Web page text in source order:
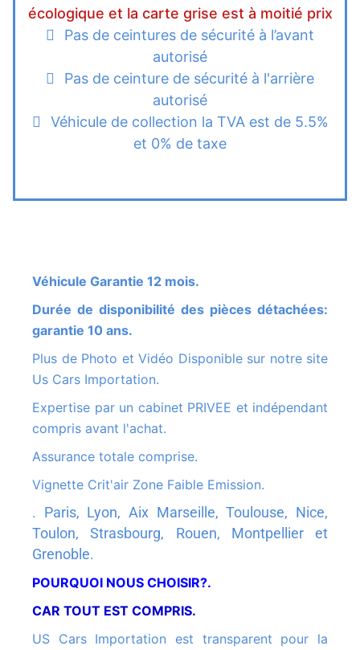
écologique et la carte grise est à moitié prix
Pas de ceintures de sécurité à l’avant
autorisé
Pas de ceinture de sécurité à l'arrière
autorisé
Véhicule de collection la TVA est de 5.5%
et 0% de taxe
Véhicule Garantie 12 mois.
Durée de disponibilité des pièces détachées:
garantie 10 ans.
Plus de Photo et Vidéo Disponible sur notre site
Us Cars Importation.
Expertise par un cabinet PRIVEE et indépendant
compris avant l'achat.
Assurance totale comprise.
Vignette Crit'air Zone Faible Emission.
. Paris, Lyon, Aix Marseille, Toulouse, Nice,
Toulon, Strasbourg, Rouen, Montpellier et
Grenoble.
POURQUOI NOUS CHOISIR?.
CAR TOUT EST COMPRIS.
US Cars Importation est transparent pour la